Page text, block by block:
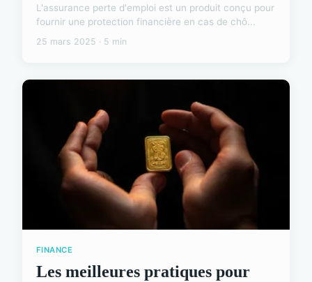
L'assurance perte d'emploi est un produit conçu pour
fournir une protection financière en cas de chô...
25 mars 2025 · 5 min
FINANCE
Les meilleures pratiques pour